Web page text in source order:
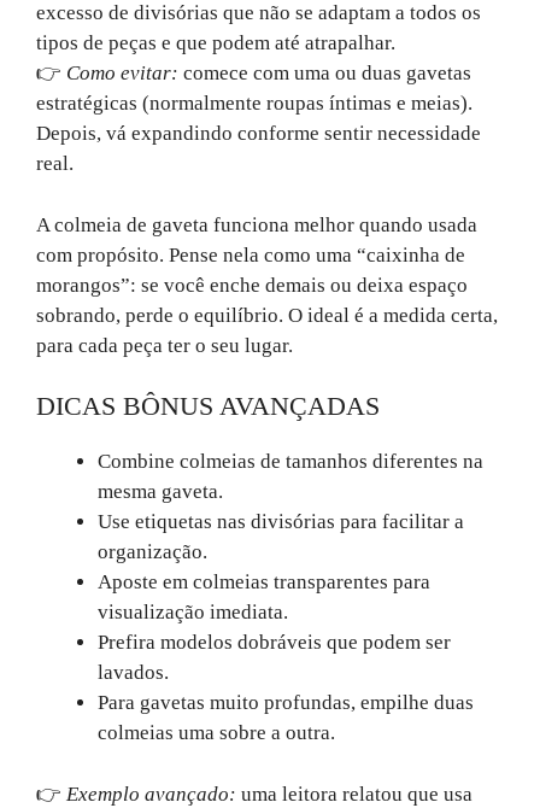
excesso de divisórias que não se adaptam a todos os
tipos de peças e que podem até atrapalhar.
👉 Como evitar: comece com uma ou duas gavetas
estratégicas (normalmente roupas íntimas e meias).
Depois, vá expandindo conforme sentir necessidade
real.
A colmeia de gaveta funciona melhor quando usada
com propósito. Pense nela como uma “caixinha de
morangos”: se você enche demais ou deixa espaço
sobrando, perde o equilíbrio. O ideal é a medida certa,
para cada peça ter o seu lugar.
DICAS BÔNUS AVANÇADAS
Combine colmeias de tamanhos diferentes na
mesma gaveta.
Use etiquetas nas divisórias para facilitar a
organização.
Aposte em colmeias transparentes para
visualização imediata.
Prefira modelos dobráveis que podem ser
lavados.
Para gavetas muito profundas, empilhe duas
colmeias uma sobre a outra.
👉 Exemplo avançado: uma leitora relatou que usa